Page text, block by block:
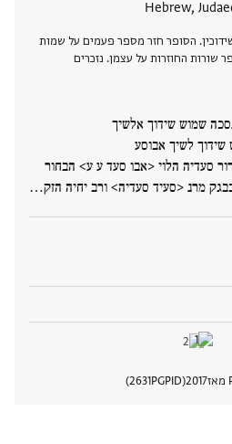
Hebrew,
הסופר חזר מספר פעמים על שמות
שורות החוזרות על עצמן. נזכרים
שמוש שידוך אלשיך
לשיך אבוסע
סעדיה הלוי <אבו סעד ע ע> הבחור
מרנ <סעיד סעדיה> ורב יחיה הזק‮…
2017
PGPID
2631